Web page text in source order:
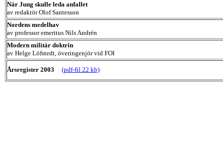
När Jung skulle leda anfallet
av redaktör Olof Santesson
Nordens medelhav
av professor emeritus Nils Andrén
Modern militär doktrin
av Helge Löfstedt, överingenjör vid FOI
Årsregister 2003 (pdf-fil 22 kb)